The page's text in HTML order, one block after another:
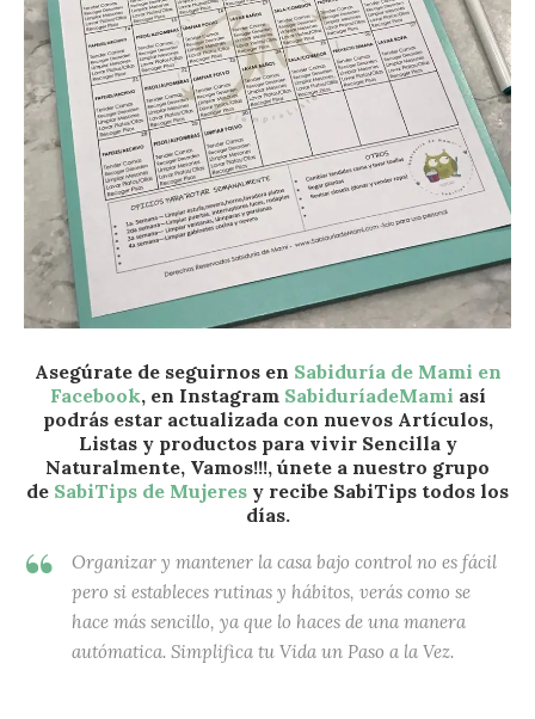
Asegúrate de seguirnos en Sabiduría de Mami en
Facebook, en Instagram SabiduríadeMami así
podrás estar actualizada con nuevos Artículos,
Listas y productos para vivir Sencilla y
Naturalmente, Vamos!!!, únete a nuestro grupo
de SabiTips de Mujeres y recibe SabiTips todos los
días.
Organizar y mantener la casa bajo control no es fácil
pero si estableces rutinas y hábitos, verás como se
hace más sencillo, ya que lo haces de una manera
autómatica. Simplifica tu Vida un Paso a la Vez.